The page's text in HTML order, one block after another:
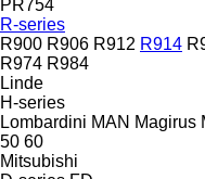
PR754
R-series
R900 R906 R912 R914
R974 R984
Linde
H-series
Lombardini MAN Magirus
50 60
Mitsubishi